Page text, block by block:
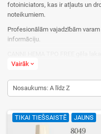
fotoiniciators, kas ir atļauts un
noteikumiem.
Profesionālām vajadzībām
informāciju.
laka atbilst Eiropas Savienības
TPO un TPO-L nagu gēlos:
atšķirīgas.
No 2025. gada 1. septembra ES
TPO (Trimethylbenzoyl-
Vairāk expand_more
Nosaukums: A līdz Z
TIKAI TIEŠSAISTĒ JAUNS